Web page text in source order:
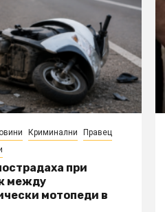
Криминални
Правец
при
между
мотопеди в